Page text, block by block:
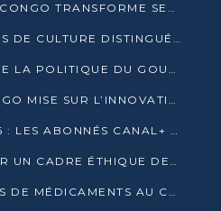
ENVIRONNEMENT : AGL CONGO TRANSFORME SES DÉCHETS EN OUTILS DE FORMATION
DES HOMMES ET FEMMES DE CULTURE DISTINGUÉS POUR LEUR ENGAGEMENT PAR BANTOU CULTURE
MATHIAS DZON CRITIQUE LA POLITIQUE DU GOUVERNEMENT ET ALERTE SUR LA DETTE DU CONGO
OSIANE 2026 : MTN CONGO MISE SUR L’INNOVATION POUR RELEVER LES DÉFIS AFRICAINS
COUPE DU MONDE 2026 : LES ABONNÉS CANAL+ AU CONGO DÉÇUS À QUELQUES JOURS DU COUP D’ENVOI
LE CONGO PLAIDE POUR UN CADRE ÉTHIQUE DE L’INTELLIGENCE ARTIFICIELLE À DAKAR
L’OMS REMET 25 TONNES DE MÉDICAMENTS AU CONGO POUR RENFORCER LA RIPOSTE AUX ÉPIDÉMIES